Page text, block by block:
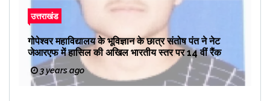
उत्तराखंड
गोपेश्वर महाविद्यालय के भूविज्ञान के छात्र संतोष पंत ने नेट
जेआरएफ में हासिल की अखिल भारतीय स्तर पर 14 वीं रैंक
3 years ago